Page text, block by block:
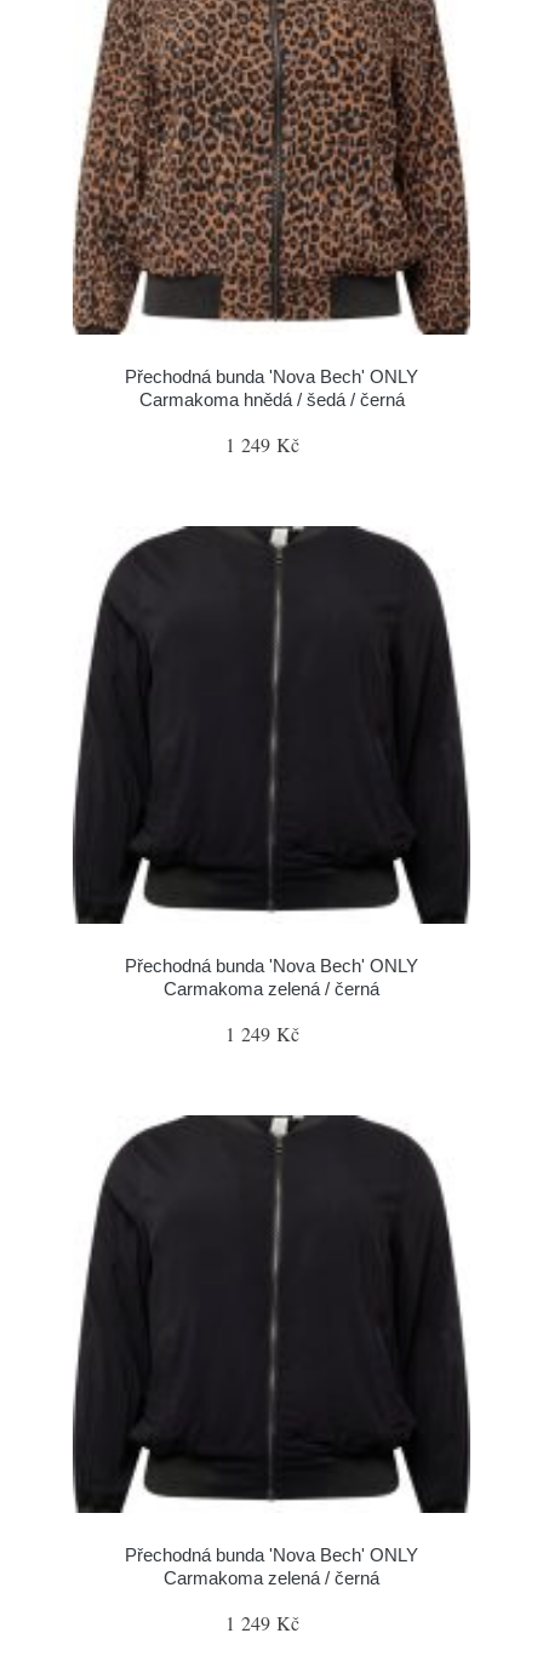
Přechodná bunda 'Nova Bech' ONLY
Carmakoma hnědá / šedá / černá
1 249 Kč
Přechodná bunda 'Nova Bech' ONLY
Carmakoma zelená / černá
1 249 Kč
Přechodná bunda 'Nova Bech' ONLY
Carmakoma zelená / černá
1 249 Kč